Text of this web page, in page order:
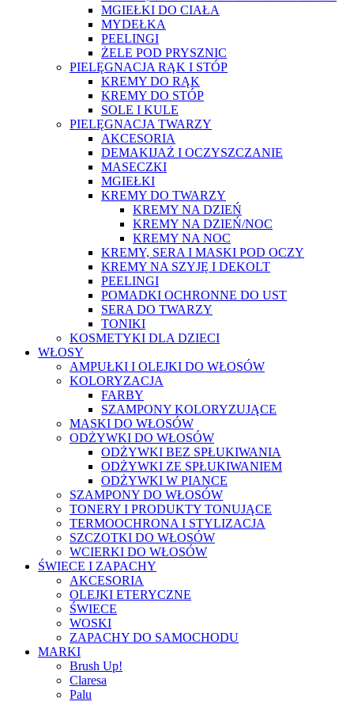
MGIEŁKI DO CIAŁA
MYDEŁKA
PEELINGI
ŻELE POD PRYSZNIC
PIELĘGNACJA RĄK I STÓP
KREMY DO RĄK
KREMY DO STÓP
SOLE I KULE
PIELĘGNACJA TWARZY
AKCESORIA
DEMAKIJAŻ I OCZYSZCZANIE
MASECZKI
MGIEŁKI
KREMY DO TWARZY
KREMY NA DZIEŃ
KREMY NA DZIEŃ/NOC
KREMY NA NOC
KREMY, SERA I MASKI POD OCZY
KREMY NA SZYJĘ I DEKOLT
PEELINGI
POMADKI OCHRONNE DO UST
SERA DO TWARZY
TONIKI
KOSMETYKI DLA DZIECI
WŁOSY
AMPUŁKI I OLEJKI DO WŁOSÓW
KOLORYZACJA
FARBY
SZAMPONY KOLORYZUJĄCE
MASKI DO WŁOSÓW
ODŻYWKI DO WŁOSÓW
ODŻYWKI BEZ SPŁUKIWANIA
ODŻYWKI ZE SPŁUKIWANIEM
ODŻYWKI W PIANCE
SZAMPONY DO WŁOSÓW
TONERY I PRODUKTY TONUJĄCE
TERMOOCHRONA I STYLIZACJA
SZCZOTKI DO WŁOSÓW
WCIERKI DO WŁOSÓW
ŚWIECE I ZAPACHY
AKCESORIA
OLEJKI ETERYCZNE
ŚWIECE
WOSKI
ZAPACHY DO SAMOCHODU
MARKI
Brush Up!
Claresa
Palu